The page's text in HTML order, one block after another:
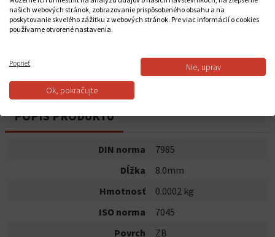
20,2000 €
POPIS PRODUKTU
DIN norma
7985
Dĺžka
8.0mm
Hmotnosť
0.0002 kg
ISO norma
7045
Povrch
ZB
našich webových stránok, zobrazovanie prispôsobeného obsahu a na
poskytovanie skvelého zážitku z webových stránok. Pre viac informácií o cookies
používame otvorené nastavenia.
Poprieť Nie, uprav
Ok, pokračujte